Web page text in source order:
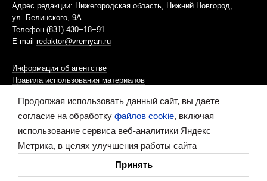
Адрес редакции: Нижегородская область, Нижний Новгород,
ул. Белинского, 9А
Телефон (831) 430−18−91
E-mail redaktor@vremyan.ru
Информация об агентстве
Правила использования материалов
Информационная политика использования «cookies»-файлов
Ресурс содержит материалы 16+
Продолжая использовать данный сайт, вы даете
согласие на обработку файлов cookie, включая
использование сервиса веб-аналитики Яндекс
Метрика, в целях улучшения работы сайта
Принять